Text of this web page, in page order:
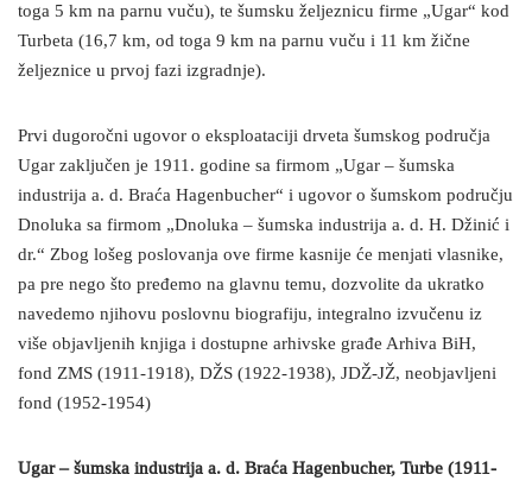
toga 5 km na parnu vuču), te šumsku željeznicu firme „Ugar“ kod
Turbeta (16,7 km, od toga 9 km na parnu vuču i 11 km žične
željeznice u prvoj fazi izgradnje).
Prvi dugoročni ugovor o eksploataciji drveta šumskog područja
Ugar zaključen je 1911. godine sa firmom „Ugar – šumska
industrija a. d. Braća Hagenbucher“ i ugovor o šumskom području
Dnoluka sa firmom „Dnoluka – šumska industrija a. d. H. Džinić i
dr.“ Zbog lošeg poslovanja ove firme kasnije će menjati vlasnike,
pa pre nego što pređemo na glavnu temu, dozvolite da ukratko
navedemo njihovu poslovnu biografiju, integralno izvučenu iz
više objavljenih knjiga i dostupne arhivske građe Arhiva BiH,
fond ZMS (1911-1918), DŽS (1922-1938), JDŽ-JŽ, neobjavljeni
fond (1952-1954)
Ugar – šumska industrija a. d. Braća Hagenbucher, Turbe (1911-